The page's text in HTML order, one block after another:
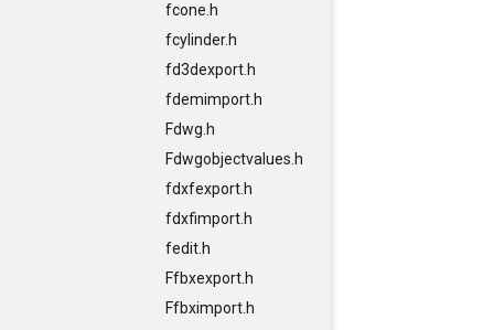
fcone.h
fcylinder.h
fd3dexport.h
fdemimport.h
Fdwg.h
Fdwgobjectvalues.h
fdxfexport.h
fdxfimport.h
fedit.h
Ffbxexport.h
Ffbximport.h